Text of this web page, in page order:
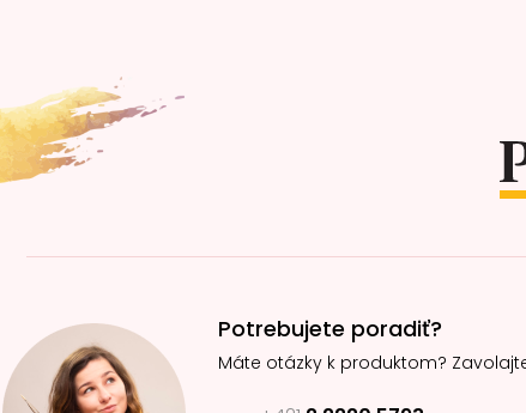
t
i
e
Potrebujete poradiť?
Máte otázky k produktom?